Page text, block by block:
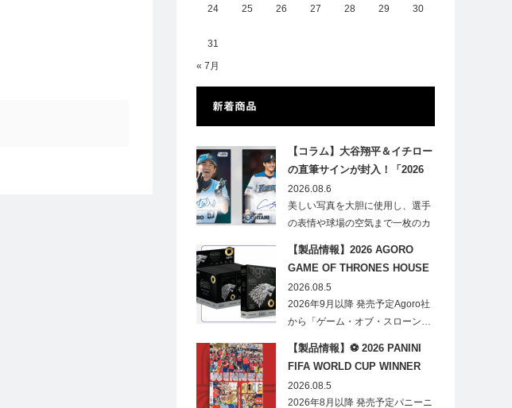
24 25 26 27 28 29 30
31
« 7月
新着商品
【コラム】大谷翔平＆イチロー
の直筆サインが封入！「2026
Topps NPB Stadium Club」が
見逃せない
2026.08.6
美しい写真を大胆に使用し、選手
の表情や球場の空気まで一枚のカ
【製品情報】2026 AGORO
GAME OF THRONES HOUSE
STARK BLIND BOX
2026.08.5
2026年9月以降 発売予定Agoro社
から「ゲーム・オブ・スローン…
【製品情報】⚽ 2026 PANINI
FIFA WORLD CUP WINNER
STICKER POSTER
2026.08.5
2026年8月以降 発売予定パニーニ